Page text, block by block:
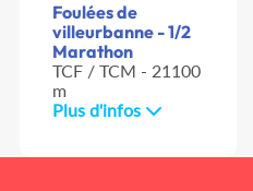
Foulées de
villeurbanne - 1/2
Marathon
TCF / TCM - 21100
m
Plus d'infos